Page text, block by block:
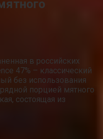
в российских
47% – классический
без использования
порцией мятного
состоящая из